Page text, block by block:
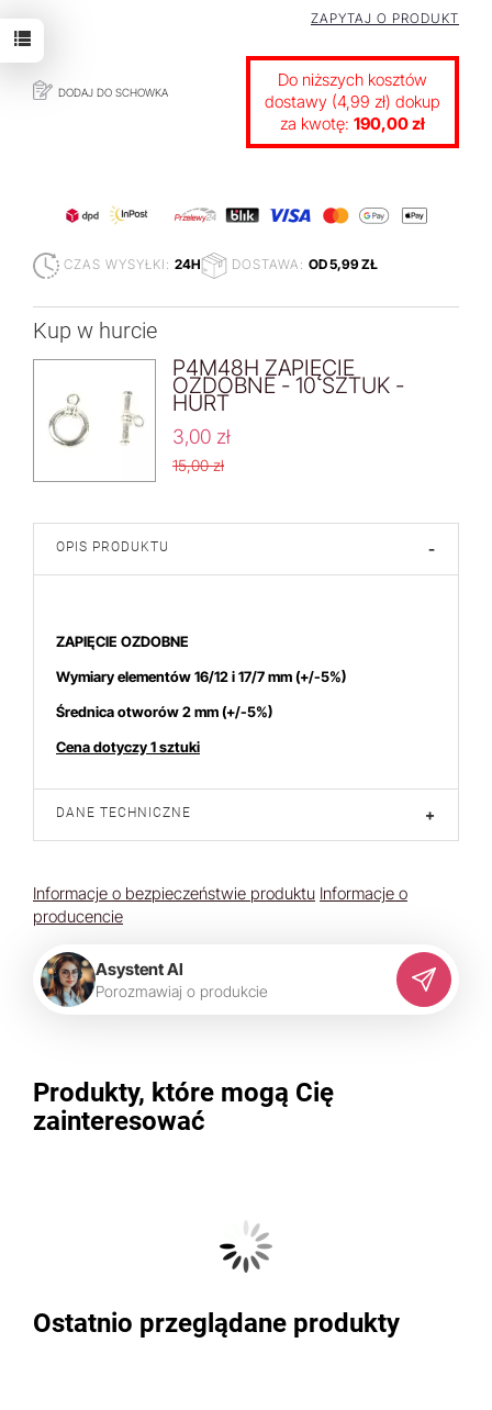
DODAJ DO SCHOWKA
ZAPYTAJ O PRODUKT
Do niższych kosztów
dostawy (4,99 zł) dokup
za kwotę: 190,00 zł
CZAS WYSYŁKI: 24H DOSTAWA: OD 5,99 ZŁ
Kup w hurcie
P4M48H ZAPIĘCIE
OZDOBNE - 10 SZTUK -
HURT
3,00 zł
15,00 zł
OPIS PRODUKTU -
ZAPIĘCIE OZDOBNE
Wymiary elementów 16/12 i 17/7 mm(+/-5%)
Średnica otworów 2 mm(+/-5%)
Cena dotyczy 1 sztuki
DANE TECHNICZNE +
Informacje o bezpieczeństwie produktu Informacje o
producencie
Asystent AI
Porozmawiaj o produkcie
Produkty, które mogą Cię
zainteresować
Ostatnio przeglądane produkty
produktem interesują się3osoby.